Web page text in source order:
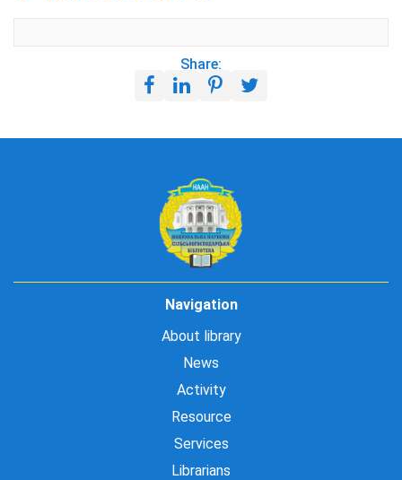
Share:
Navigation
About library
News
Activity
Resource
Services
Librarians